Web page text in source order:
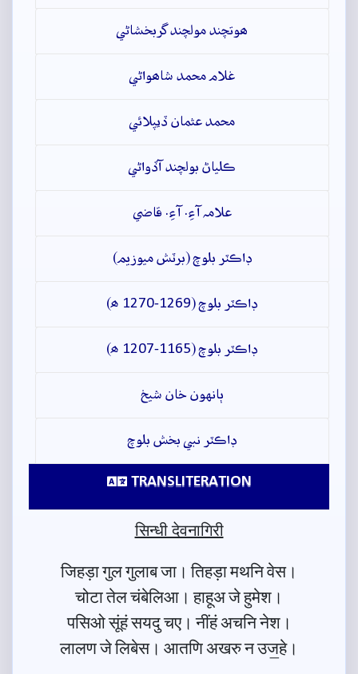
ھوتچند مولچند گربخشاڻي
غلام محمد شاھواڻي
محمد عثمان ڏيپلائي
ڪلياڻ بولچند آڏواڻي
علامہ آءِ. آءِ. قاضي
ڊاڪٽر بلوچ (برٽش ميوزيم)
ڊاڪٽر بلوچ (1269-1270 ھ)
ڊاڪٽر بلوچ (1165-1207 ھ)
ٻانهون خان شيخ
ڊاڪٽر نبي بخش بلوچ
TRANSLITERATION
सिन्धी देवनागिरी
जिहड़ा गुल गुलाब जा। तिहड़ा मथनि वेस।
चोटा तेल चंबेलिआ। हाहूअ जे हुमेश।
पसिओ सूंहं सयदु चए। नींहं अचनि नेश।
लालण जे लिबेस। आतणि अखरु न उज॒हे।